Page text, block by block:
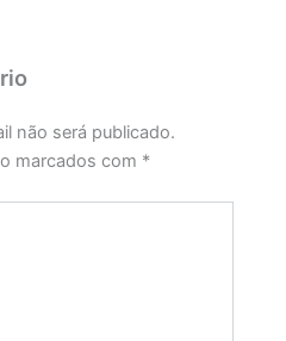
não será publicado.
marcados com *